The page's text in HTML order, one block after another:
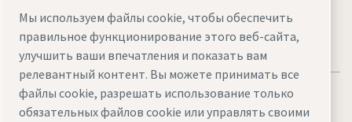
Мы используем файлы cookie, чтобы обеспечить
правильное функционирование этого веб-сайта,
улучшить ваши впечатления и показать вам
релевантный контент. Вы можете принимать все
файлы cookie, разрешать использование только
обязательных файлов cookie или управлять своими